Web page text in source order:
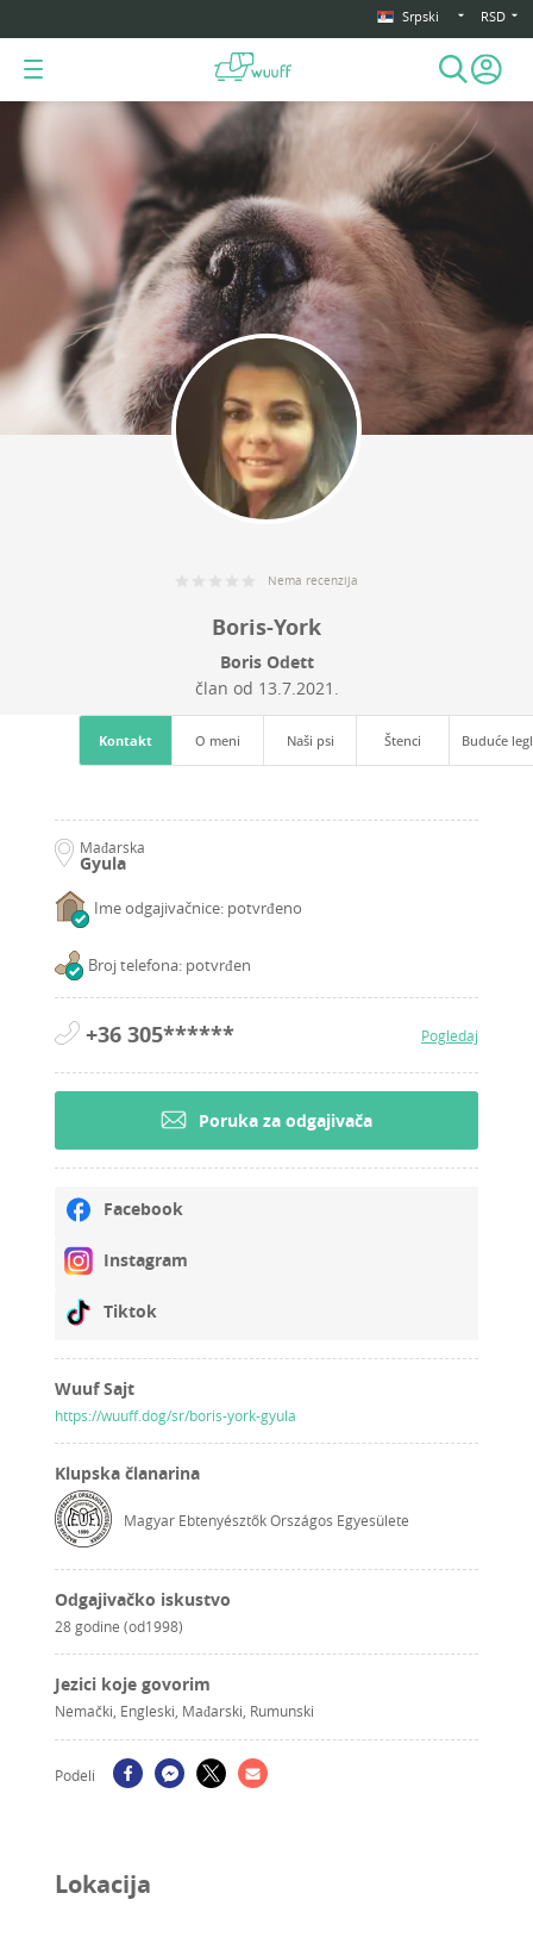
Srpski RSD
Nema recenzija
Boris-York
Boris Odett
član od 13.7.2021.
Kontakt O meni Naši psi Štenci Buduće
Mađarska
Gyula
Ime odgajivačnice: potvrđeno
Broj telefona: potvrđen
+36 305****** Pogledaj
Poruka za odgajivača
Facebook
Instagram
Tiktok
Wuuf Sajt
https://wuuff.dog/sr/boris-york-gyula
Klupska članarina
Magyar Ebtenyésztők Országos Egyesülete
Odgajivačko iskustvo
28 godine (od1998)
Jezici koje govorim
Nemački, Engleski, Mađarski, Rumunski
Podeli
Lokacija